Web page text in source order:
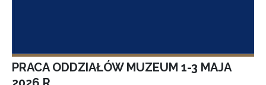
PRACA ODDZIAŁÓW MUZEUM 1-3 MAJA